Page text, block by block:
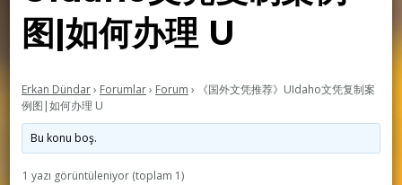
图|如何办理 U
Erkan Dündar› Forumlar› Forum ›
《国外文凭推荐》UIdaho文凭复制案
例图|如何办理 U
Bu konu boş.
1 yazı görüntüleniyor (toplam 1)